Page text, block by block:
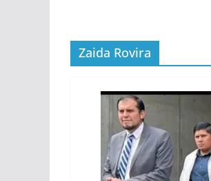
Zaida Rovira